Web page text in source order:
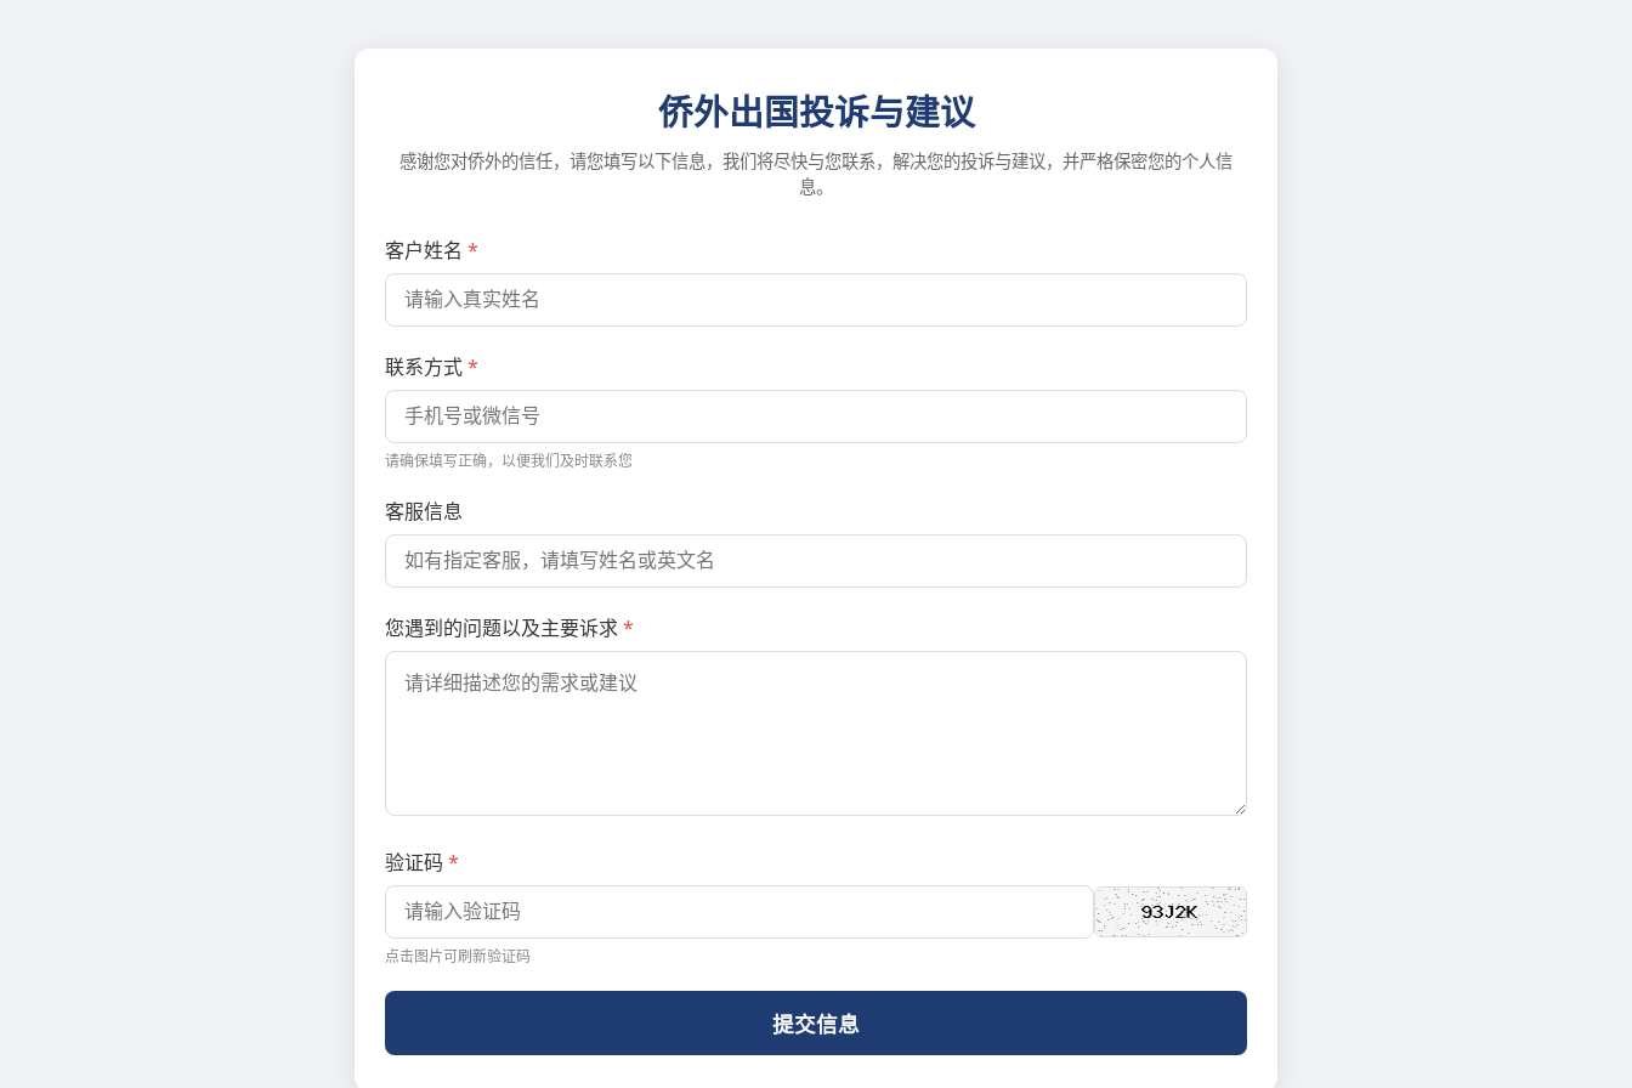
侨外出国投诉与建议
感谢您对侨外的信任，请您填写以下信息，我们将尽快与您联系，解决您的投诉与建议，并严格保密您的个人信
息。
客户姓名 *
联系方式*
请确保填写正确，以便我们及时联系您
客服信息
您遇到的问题以及主要诉求*
验证码 *
点击图片可刷新验证码
提交信息